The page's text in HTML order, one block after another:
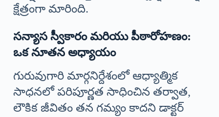
క్షేత్రంగా మారింది.
సన్యాస స్వీకారం మరియు పీఠారోహణం:
ఒక నూతన అధ్యాయం
గురువుగారి మార్గనిర్దేశంలో ఆధ్యాత్మిక
సాధనలో పరిపూర్ణత సాధించిన తర్వాత,
లౌకిక జీవితం తన గమ్యం కాదని డాక్టర్